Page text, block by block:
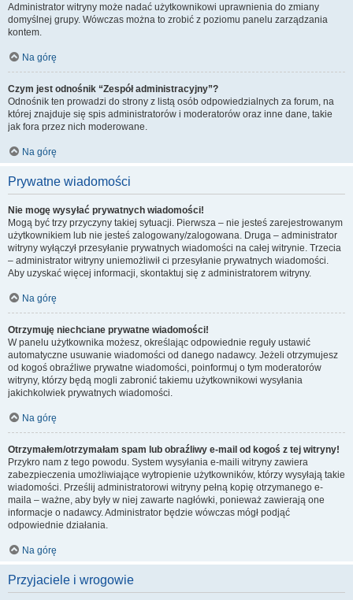
Administrator witryny może nadać użytkownikowi uprawnienia do zmiany
domyślnej grupy. Wówczas można to zrobić z poziomu panelu zarządzania
kontem.
Na górę
Czym jest odnośnik “Zespół administracyjny”?
Odnośnik ten prowadzi do strony z listą osób odpowiedzialnych za forum, na
której znajduje się spis administratorów i moderatorów oraz inne dane, takie
jak fora przez nich moderowane.
Na górę
Prywatne wiadomości
Nie mogę wysyłać prywatnych wiadomości!
Mogą być trzy przyczyny takiej sytuacji. Pierwsza – nie jesteś zarejestrowanym
użytkownikiem lub nie jesteś zalogowany/zalogowana. Druga – administrator
witryny wyłączył przesyłanie prywatnych wiadomości na całej witrynie. Trzecia
– administrator witryny uniemożliwił ci przesyłanie prywatnych wiadomości.
Aby uzyskać więcej informacji, skontaktuj się z administratorem witryny.
Na górę
Otrzymuję niechciane prywatne wiadomości!
W panelu użytkownika możesz, określając odpowiednie reguły ustawić
automatyczne usuwanie wiadomości od danego nadawcy. Jeżeli otrzymujesz
od kogoś obraźliwe prywatne wiadomości, poinformuj o tym moderatorów
witryny, którzy będą mogli zabronić takiemu użytkownikowi wysyłania
jakichkolwiek prywatnych wiadomości.
Na górę
Otrzymałem/otrzymałam spam lub obraźliwy e-mail od kogoś z tej witryny!
Przykro nam z tego powodu. System wysyłania e-maili witryny zawiera
zabezpieczenia umożliwiające wytropienie użytkowników, którzy wysyłają takie
wiadomości. Prześlij administratorowi witryny pełną kopię otrzymanego e-
maila – ważne, aby były w niej zawarte nagłówki, ponieważ zawierają one
informacje o nadawcy. Administrator będzie wówczas mógł podjąć
odpowiednie działania.
Na górę
Przyjaciele i wrogowie